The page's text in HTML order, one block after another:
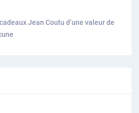
Jean Coutu d’une valeur de